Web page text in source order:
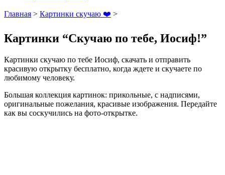
Главная > Картинки скучаю ❤️ >
Картинки “Скучаю по тебе, Иосиф!”
Картинки скучаю по тебе Иосиф, скачать и отправить
красивую открытку бесплатно, когда ждете и скучаете по
любимому человеку.
Большая коллекция картинок: прикольные, с надписями,
оригинальные пожелания, красивые изображения. Передайте
как вы соскучились на фото-открытке.